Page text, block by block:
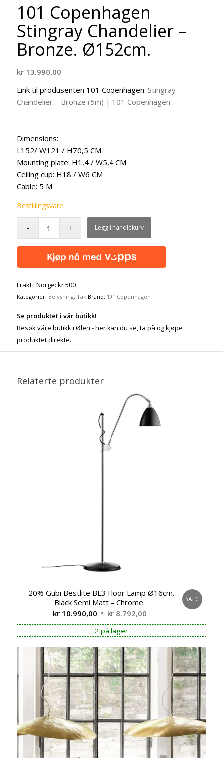
101 Copenhagen
Stingray Chandelier –
Bronze. Ø152cm.
kr13.990,00
Link til produsenten 101 Copenhagen: Stingray
Chandelier – Bronze (5m) | 101 Copenhagen
Dimensions:
L152/ W121 / H70,5 CM
Mounting plate: H1,4 / W5,4 CM
Ceiling cup: H18 / W6 CM
Cable: 5 M
Bestillingsvare
Legg i handlekurv
Frakt i Norge: kr 500
Kategorier: Belysning, Tak Brand: 101 Copenhagen
Se produktet i vår butikk!
Besøk våre butikk i Ølen - her kan du se, ta på og kjøpe
produktet direkte.
Relaterte produkter
-20% Gubi Bestlite BL3 Floor Lamp Ø16cm.
Black Semi Matt – Chrome.
kr10.990,00 Opprinnelig
pris
var:
kr 10.990,00.
kr8.792,00Nåværende
pris
er:
kr 8.792,00.
SALG
2 på lager